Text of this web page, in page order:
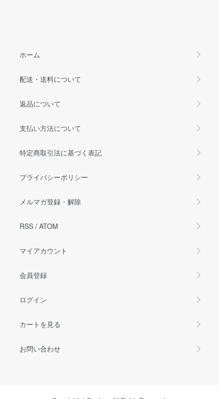
ホーム
配送・送料について
返品について
支払い方法について
特定商取引法に基づく表記
プライバシーポリシー
メルマガ登録・解除
RSS / ATOM
マイアカウント
会員登録
ログイン
カートを見る
お問い合わせ